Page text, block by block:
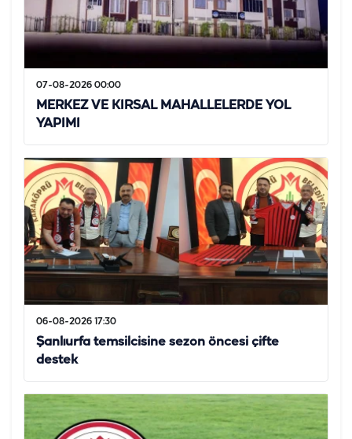
07-08-2026 00:00
MERKEZ VE KIRSAL MAHALLELERDE YOL
YAPIMI
06-08-2026 17:30
Şanlıurfa temsilcisine sezon öncesi çifte
destek